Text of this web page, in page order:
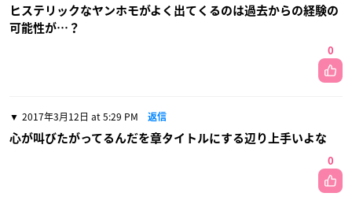
ヒステリックなヤンホモがよく出てくるのは過去からの経験の
可能性が…？
0
2017年3月12日 at 5:29 PM 返信
心が叫びたがってるんだを章タイトルにする辺り上手いよな
0